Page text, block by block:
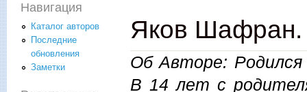
Яков
Об Авторе: Родился
В 14 лет с
Навигация
Каталог авторов
Последние
обновления
Заметки